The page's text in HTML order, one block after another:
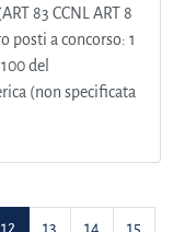
83 CCNL ART 8
posti a concorso: 1
del
(non specificata
12 13 14 15